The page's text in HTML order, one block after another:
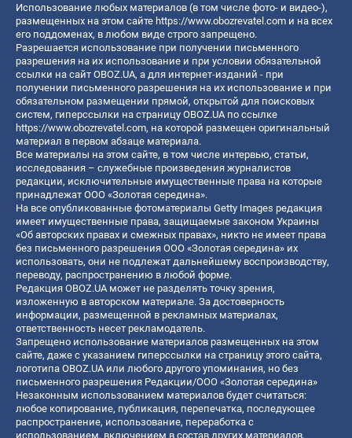
Использование любых материалов (в том числе фото- и видео-),
размещенных на этом сайте https://www.obozrevatel.com и на всех
его поддоменах, в любом виде строго запрещено.
Разрешается использование при получении письменного
разрешения на их использование и при условии обязательной
ссылки на сайт OBOZ.UA, а для интернет-изданий - при
получении письменного разрешения на их использование и при
обязательном размещении прямой, открытой для поисковых
систем, гиперссылки на страницу OBOZ.UA по ссылке
https://www.obozrevatel.com, на которой размещен оригинальный
материал в первом абзаце материала.
Все материалы на этом сайте, в том числе интервью, статьи,
исследования – служебные произведения журналистов
редакции, исключительные имущественные права на которые
принадлежат ООО «Золотая середина».
На все опубликованные фотоматериалы Getty Images редакция
имеет имущественные права, защищаемые законом Украины
«Об авторских правах и смежных правах», никто не имеет права
без письменного разрешения ООО «Золотая середина» их
использовать, они не подлежат дальнейшему воспроизводству,
переводу, распространению в любой форме.
Редакция OBOZ.UA может не разделять точку зрения,
изложенную в авторском материале. За достоверность
информации, размещенной в рекламных материалах,
ответственность несет рекламодатель.
Запрещено использование материалов размещенных на этом
сайте, даже с указанием гиперссылки на страницу этого сайта,
логотипа OBOZ.UA или любого другого упоминания, но без
письменного разрешения Редакции/ООО «Золотая середина»
Незаконным использованием материалов будет считаться:
любое копирование, публикация, перепечатка, последующее
распространение, использование, переработка с
использованием, включением в состав других материалов,